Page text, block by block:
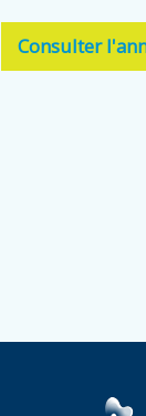
Consulter